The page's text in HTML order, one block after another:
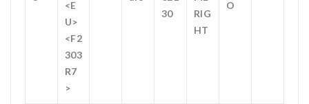
<E
U>
<F2
303
R7
>
30
RIG
HT
O